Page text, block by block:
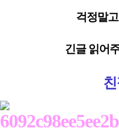
걱정말
긴글 읽어